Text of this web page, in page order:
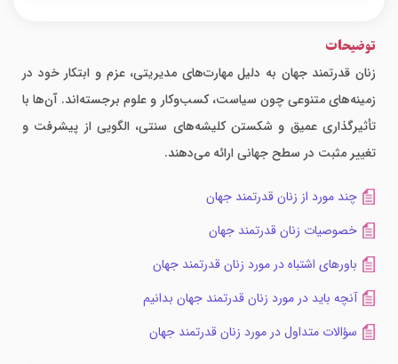
توضیحات
زنان قدرتمند جهان به دلیل مهارت‌های مدیریتی، عزم و ابتکار خود در
زمینه‌های متنوعی چون سیاست، کسب‌وکار و علوم برجسته‌اند. آن‌ها با
تأثیرگذاری عمیق و شکستن کلیشه‌های سنتی، الگویی از پیشرفت و
تغییر مثبت در سطح جهانی ارائه می‌دهند.
چند مورد از زنان قدرتمند جهان
خصوصیات زنان قدرتمند جهان
باورهای اشتباه در مورد زنان قدرتمند جهان
آنچه باید در مورد زنان قدرتمند جهان بدانیم
سؤالات متداول در مورد زنان قدرتمند جهان